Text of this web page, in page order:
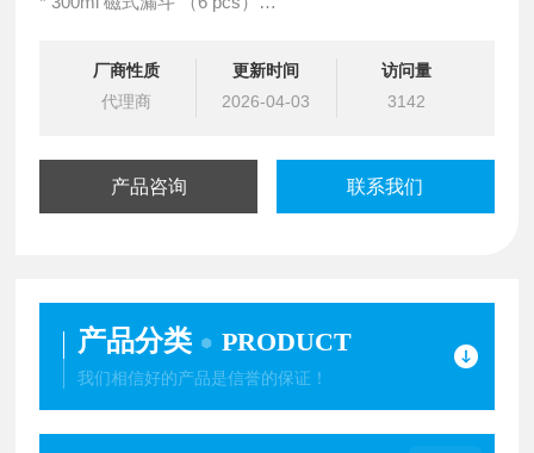
* 高压矽胶管 （1m x 2 pcs）
厂商性质
代理商
更新时间
2026-04-03
访问量
3142
产品咨询 联系我们
产品分类 PRODUCT
我们相信好的产品是信誉的保证！